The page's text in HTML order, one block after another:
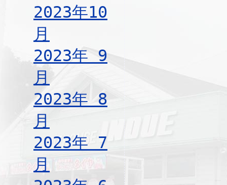
2023年10
月
2023年 9
月
2023年 8
月
2023年 7
月